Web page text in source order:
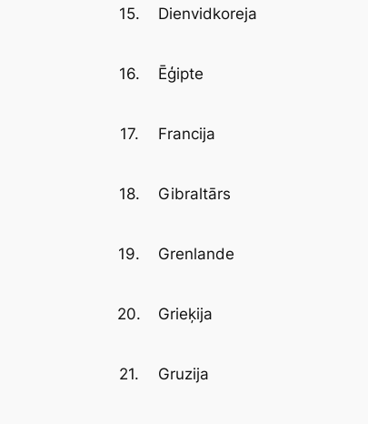
15. Dienvidkoreja
16. Ēģipte
17. Francija
18. Gibraltārs
19. Grenlande
20. Grieķija
21. Gruzija